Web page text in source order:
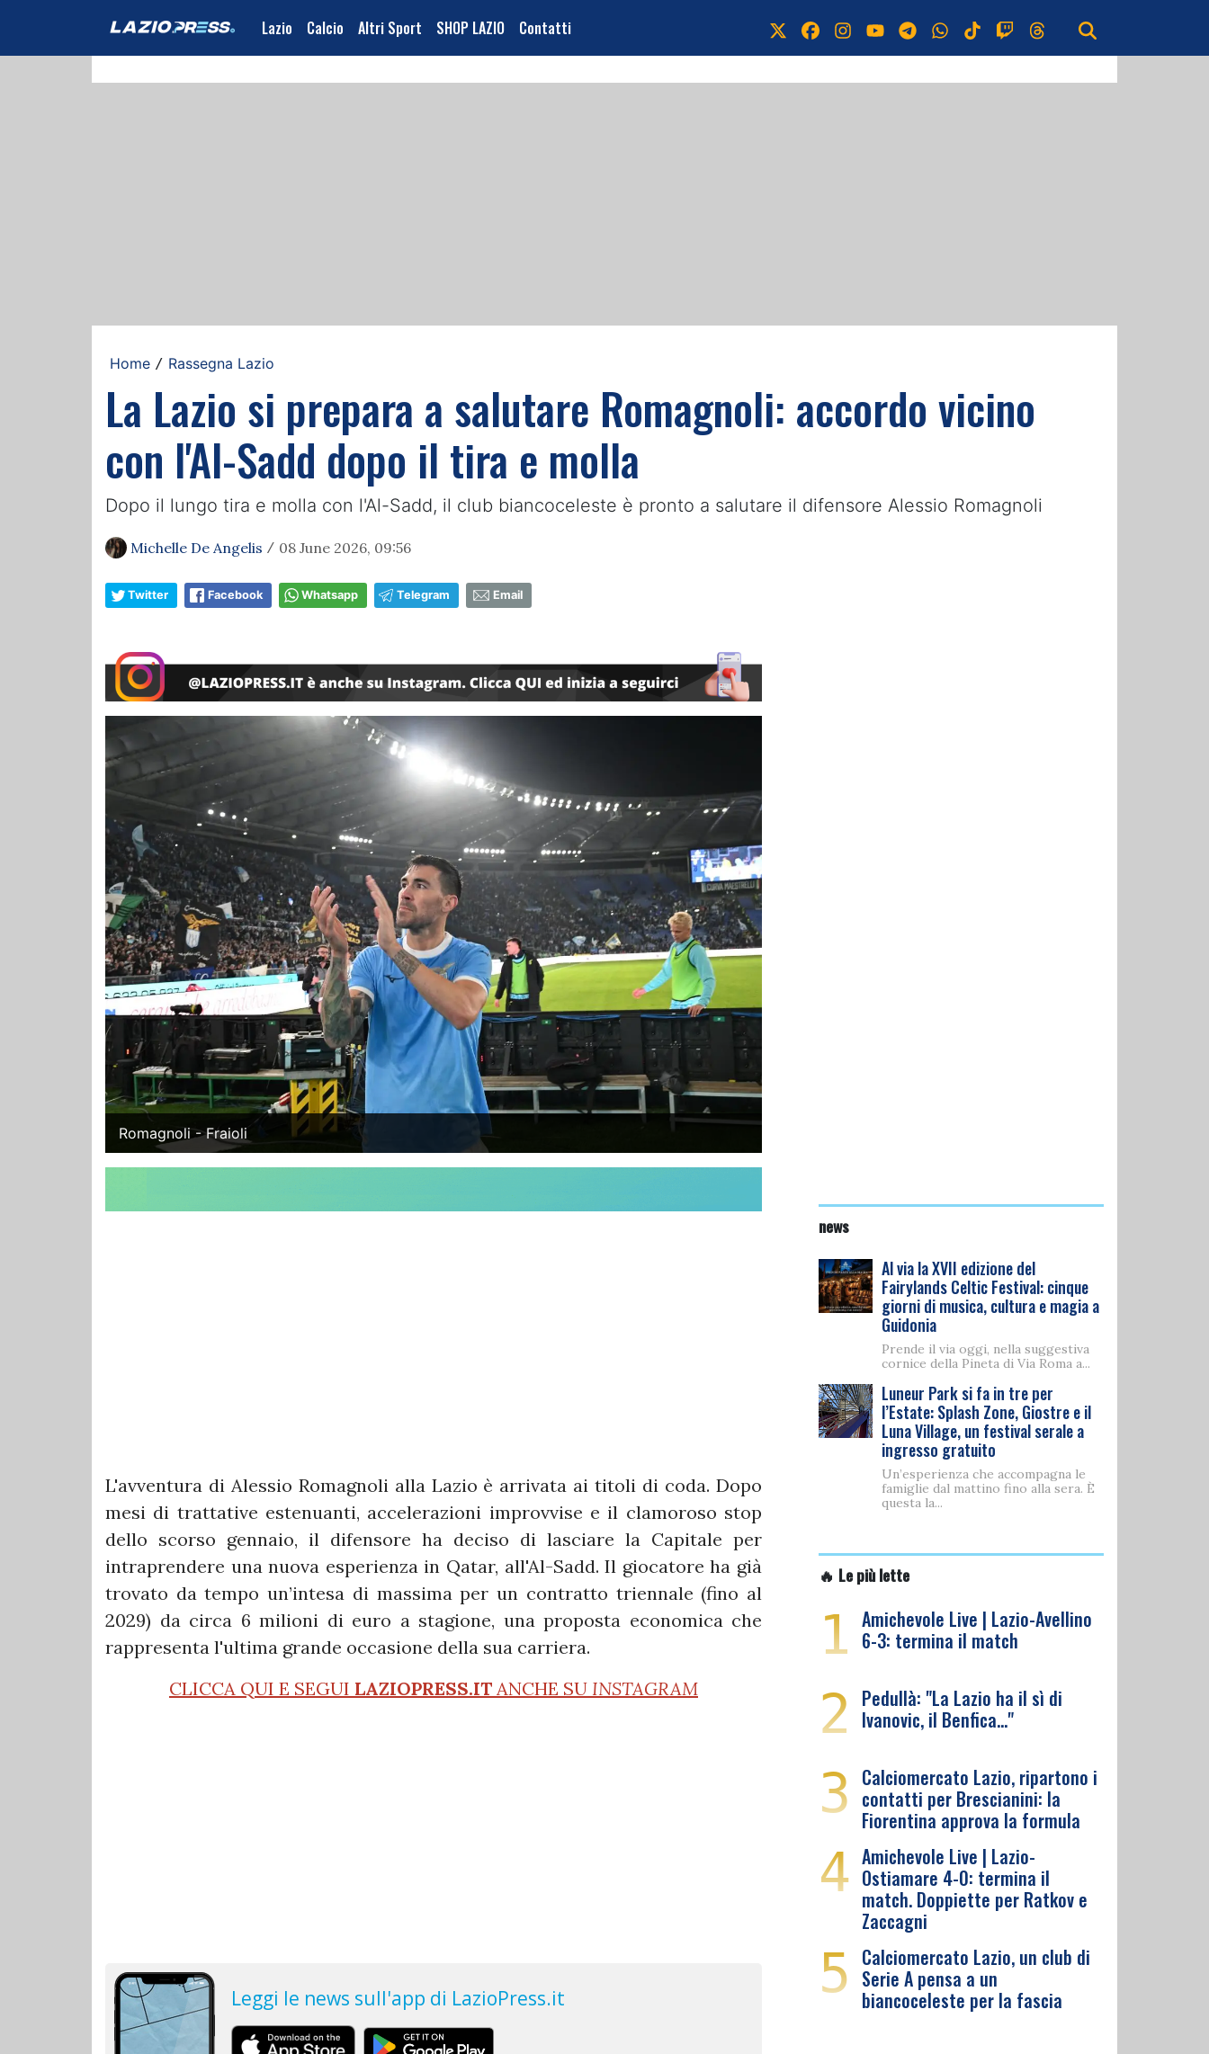
Lazio Calcio Altri Sport SHOP LAZIO Contatti
Home / Rassegna Lazio
La Lazio si prepara a salutare Romagnoli: accordo vicino
con l'Al-Sadd dopo il tira e molla
Dopo il lungo tira e molla con l'Al-Sadd, il club biancoceleste è pronto a salutare il difensore Alessio Romagnoli
Michelle De Angelis / 08 June 2026, 09:56
Twitter Facebook Whatsapp Telegram Email
Romagnoli - Fraioli
​L'avventura di Alessio Romagnoli alla Lazio è arrivata ai titoli di coda. Dopo
mesi di trattative estenuanti, accelerazioni improvvise e il clamoroso stop
dello scorso gennaio, il difensore ha deciso di lasciare la Capitale per
intraprendere una nuova esperienza in Qatar, all'Al-Sadd. Il giocatore ha già
trovato da tempo un’intesa di massima per un contratto triennale (fino al
2029) da circa 6 milioni di euro a stagione, una proposta economica che
rappresenta l'ultima grande occasione della sua carriera.
CLICCA QUI E SEGUI LAZIOPRESS.IT ANCHE SU INSTAGRAM
news
Al via la XVII edizione del
Fairylands Celtic Festival: cinque
giorni di musica, cultura e magia a
Guidonia
Prende il via oggi, nella suggestiva
cornice della Pineta di Via Roma a...
Luneur Park si fa in tre per
l’Estate: Splash Zone, Giostre e il
Luna Village, un festival serale a
ingresso gratuito
Un’esperienza che accompagna le
famiglie dal mattino fino alla sera. È
questa la...
🔥 Le più lette
1 Amichevole Live | Lazio-Avellino
6-3: termina il match
2 Pedullà: "La Lazio ha il sì di
Ivanovic, il Benfica…"
3 Calciomercato Lazio, ripartono i
contatti per Brescianini: la
Fiorentina approva la formula
4 Amichevole Live | Lazio-
Ostiamare 4-0: termina il
match. Doppiette per Ratkov e
Zaccagni
5 Calciomercato Lazio, un club di
Serie A pensa a un
biancoceleste per la fascia